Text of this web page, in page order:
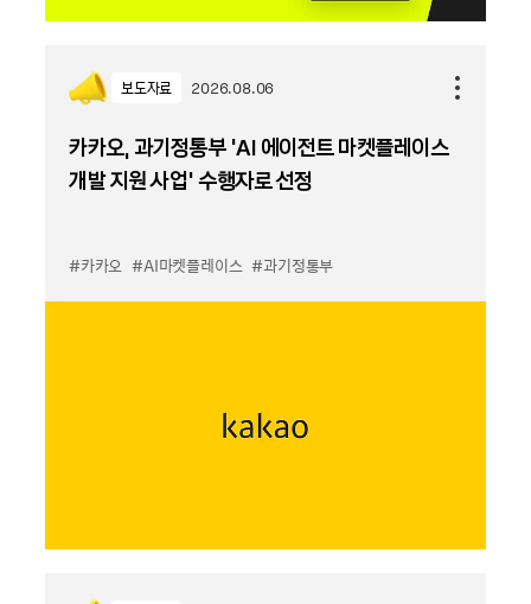
보도자료 2026.08.06
카카오, 과기정통부 ‘AI 에이전트 마켓플레이스
개발 지원 사업’ 수행자로 선정
#카카오 #AI마켓플레이스 #과기정통부